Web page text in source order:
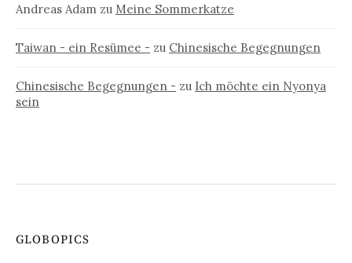
Andreas Adam zu Meine Sommerkatze
Taiwan - ein Resümee - zu Chinesische Begegnungen
Chinesische Begegnungen - zu Ich möchte ein Nyonya
sein
GLOBOPICS